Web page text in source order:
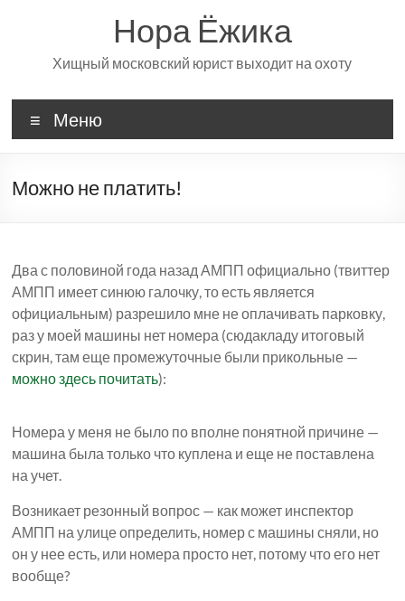
Нора Ёжика
Хищный московский юрист выходит на охоту
Меню
Можно не платить!
Два с половиной года назад АМПП официально (твиттер
АМПП имеет синюю галочку, то есть является
официальным) разрешило мне не оплачивать парковку,
раз у моей машины нет номера (сюдакладу итоговый
скрин, там еще промежуточные были прикольные —
можно здесь почитать):
Номера у меня не было по вполне понятной причине —
машина была только что куплена и еще не поставлена
на учет.
Возникает резонный вопрос — как может инспектор
АМПП на улице определить, номер с машины сняли, но
он у нее есть, или номера просто нет, потому что его нет
вообще?